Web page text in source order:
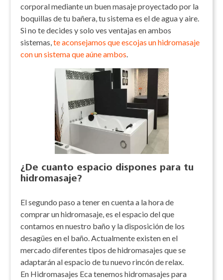
corporal mediante un buen masaje proyectado por la
boquillas de tu bañera, tu sistema es el de agua y aire.
Si no te decides y solo ves ventajas en ambos
sistemas,te aconsejamos que escojas un hidromasaje
con un sistema que aúne ambos.
¿De cuanto espacio dispones para tu
hidromasaje?
El segundo paso a tener en cuenta a la hora de
comprar un hidromasaje, es el espacio del que
contamos en nuestro baño y la disposición de los
desagües en el baño. Actualmente existen en el
mercado diferentes tipos de hidromasajes que se
adaptarán al espacio de tu nuevo rincón de relax.
En Hidromasajes Eca tenemos hidromasajes para